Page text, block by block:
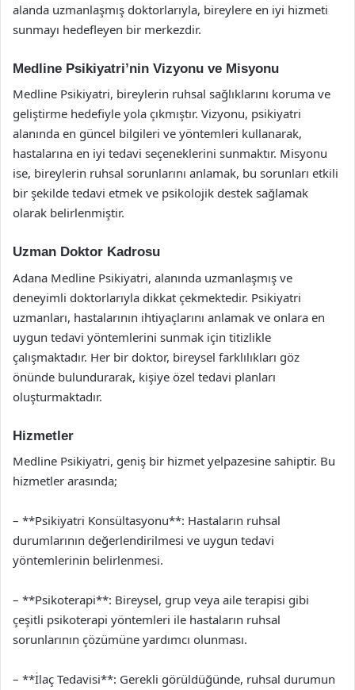
alanda uzmanlaşmış doktorlarıyla, bireylere en iyi hizmeti
sunmayı hedefleyen bir merkezdir.
Medline Psikiyatri’nin Vizyonu ve Misyonu
Medline Psikiyatri, bireylerin ruhsal sağlıklarını koruma ve
geliştirme hedefiyle yola çıkmıştır. Vizyonu, psikiyatri
alanında en güncel bilgileri ve yöntemleri kullanarak,
hastalarına en iyi tedavi seçeneklerini sunmaktır. Misyonu
ise, bireylerin ruhsal sorunlarını anlamak, bu sorunları etkili
bir şekilde tedavi etmek ve psikolojik destek sağlamak
olarak belirlenmiştir.
Uzman Doktor Kadrosu
Adana Medline Psikiyatri, alanında uzmanlaşmış ve
deneyimli doktorlarıyla dikkat çekmektedir. Psikiyatri
uzmanları, hastalarının ihtiyaçlarını anlamak ve onlara en
uygun tedavi yöntemlerini sunmak için titizlikle
çalışmaktadır. Her bir doktor, bireysel farklılıkları göz
önünde bulundurarak, kişiye özel tedavi planları
oluşturmaktadır.
Hizmetler
Medline Psikiyatri, geniş bir hizmet yelpazesine sahiptir. Bu
hizmetler arasında;
– **Psikiyatri Konsültasyonu**: Hastaların ruhsal
durumlarının değerlendirilmesi ve uygun tedavi
yöntemlerinin belirlenmesi.
– **Psikoterapi**: Bireysel, grup veya aile terapisi gibi
çeşitli psikoterapi yöntemleri ile hastaların ruhsal
sorunlarının çözümüne yardımcı olunması.
– **İlaç Tedavisi**: Gerekli görüldüğünde, ruhsal durumun